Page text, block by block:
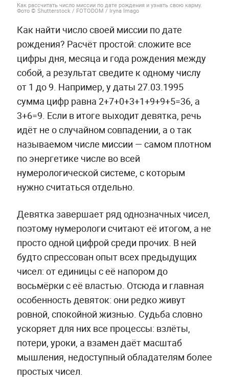
Как рассчитать число миссии по дате рождения и узнать свою карму.
Фото © Shutterstock / FOTODOM / Iryna Imago
Как найти число своей миссии по дате
рождения? Расчёт простой: сложите все
цифры дня, месяца и года рождения между
собой, а результат сведите к одному числу
от 1 до 9. Например, у даты 27.03.1995
сумма цифр равна 2+7+0+3+1+9+9+5=36, а
3+6=9. Если в итоге выходит девятка, речь
идёт не о случайном совпадении, а о так
называемом числе миссии — самом плотном
по энергетике числе во всей
нумерологической системе, с которым
нужно считаться отдельно.
Девятка завершает ряд однозначных чисел,
поэтому нумерологи считают её итогом, а не
просто одной цифрой среди прочих. В ней
будто спрессован опыт всех предыдущих
чисел: от единицы с её напором до
восьмёрки с её властью. Отсюда и главная
особенность девяток: они редко живут
ровной, спокойной жизнью. Судьба словно
ускоряет для них все процессы: взлёты,
потери, уроки, а взамен даёт масштаб
мышления, недоступный обладателям более
простых чисел.